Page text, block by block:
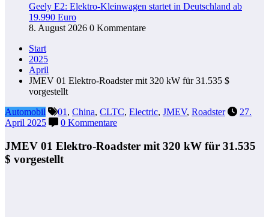
Geely E2: Elektro-Kleinwagen startet in Deutschland ab
19.990 Euro
8. August 2026 0 Kommentare
Start
2025
April
JMEV 01 Elektro-Roadster mit 320 kW für 31.535 $
vorgestellt
Automobil
01 , China, CLTC, Electric, JMEV, Roadster
27.
April 2025
0 Kommentare
JMEV 01 Elektro-Roadster mit 320 kW für 31.535
$ vorgestellt